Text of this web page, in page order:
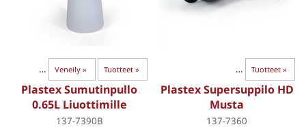
Tuotteet ‪»
Veneily ‪»
Plastex Sumutinpullo
0.65L Liuottimille
137-7390B
Tuotteet ‪»
Kanisterit
Plastex Supersuppilo HD
Musta
137-7360